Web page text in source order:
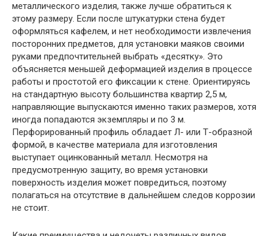
металлического изделия, также лучше обратиться к
этому размеру. Если после штукатурки стена будет
оформляться кафелем, и нет необходимости извлечения
посторонних предметов, для установки маяков своими
руками предпочтительней выбрать «десятку». Это
объясняется меньшей деформацией изделия в процессе
работы и простотой его фиксации к стене. Ориентируясь
на стандартную высоту большинства квартир 2,5 м,
направляющие выпускаются именно таких размеров, хотя
иногда попадаются экземпляры и по 3 м.
Перфорированный профиль обладает Л- или Т-образной
формой, в качестве материала для изготовления
выступает оцинкованный металл. Несмотря на
предусмотренную защиту, во время установки
поверхность изделия может повредиться, поэтому
полагаться на отсутствие в дальнейшем следов коррозии
не стоит.